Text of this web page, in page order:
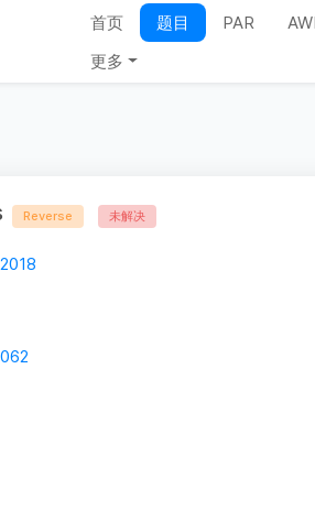
首页 题目 PAR
更多
Reverse 未解决
2018